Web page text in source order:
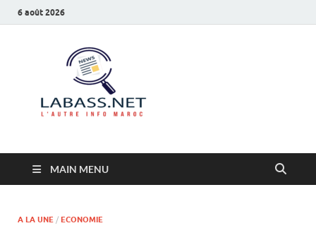
6 août 2026
MAIN MENU
A LA UNE / ECONOMIE